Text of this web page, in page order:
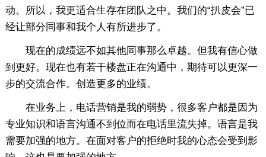
动。所以，我更适合生存在团队之中。我们的“扒皮会”已
经让部分同事和我个人有所进步了。
现在的成绩远不如其他同事那么卓越。但我有信心做
到更好。现在也有若干楼盘正在沟通中，期待可以更深一
步的交流合作。创造更多的业绩。
在业务上，电话营销是我的弱势，很多客户都是因为
专业知识和语言沟通不到位而在电话里流失掉。语言是我
需要加强的地方。在面对客户的拒绝时我的心态会受到影